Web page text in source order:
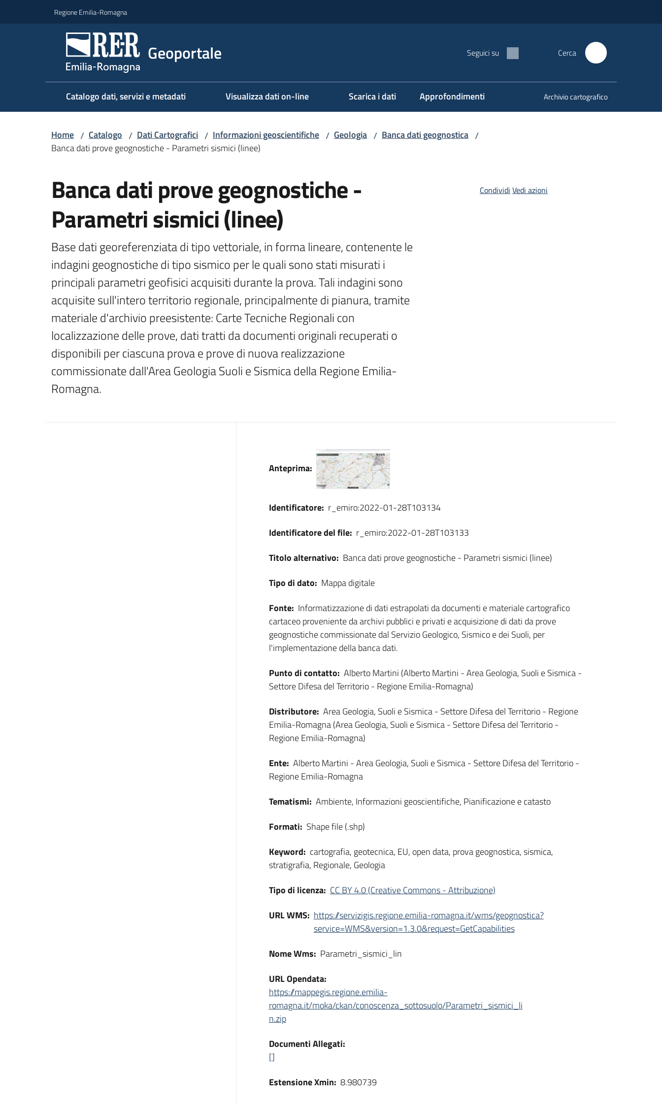
Regione Emilia-Romagna
Geoportale Seguici su Cerca
Catalogo dati, servizi e metadati Visualizza dati on-line Scarica i dati Approfondimenti Archivio cartografico
Home / Catalogo / Dati Cartografici / Informazioni geoscientifiche / Geologia / Banca dati geognostica /
Banca dati prove geognostiche - Parametri sismici (linee)
Banca dati prove geognostiche -
Parametri sismici (linee)
Base dati georeferenziata di tipo vettoriale, in forma lineare, contenente le
indagini geognostiche di tipo sismico per le quali sono stati misurati i
principali parametri geofisici acquisiti durante la prova. Tali indagini sono
acquisite sull'intero territorio regionale, principalmente di pianura, tramite
materiale d'archivio preesistente: Carte Tecniche Regionali con
localizzazione delle prove, dati tratti da documenti originali recuperati o
disponibili per ciascuna prova e prove di nuova realizzazione
commissionate dall'Area Geologia Suoli e Sismica della Regione Emilia-
Romagna.
Condividi Vedi azioni
Dati
Anteprima:
Identificatore: r_emiro:2022-01-28T103134
Identificatore del file: r_emiro:2022-01-28T103133
Titolo alternativo: Banca dati prove geognostiche - Parametri sismici (linee)
Tipo di dato: Mappa digitale
Fonte: Informatizzazione di dati estrapolati da documenti e materiale cartografico
cartaceo proveniente da archivi pubblici e privati e acquisizione di dati da prove
geognostiche commissionate dal Servizio Geologico, Sismico e dei Suoli, per
l'implementazione della banca dati.
Punto di contatto: Alberto Martini (Alberto Martini - Area Geologia, Suoli e Sismica -
Settore Difesa del Territorio - Regione Emilia-Romagna)
Distributore: Area Geologia, Suoli e Sismica - Settore Difesa del Territorio - Regione
Emilia-Romagna (Area Geologia, Suoli e Sismica - Settore Difesa del Territorio -
Regione Emilia-Romagna)
Ente: Alberto Martini - Area Geologia, Suoli e Sismica - Settore Difesa del Territorio -
Regione Emilia-Romagna
Tematismi: Ambiente, Informazioni geoscientifiche, Pianificazione e catasto
Formati: Shape file (.shp)
Keyword: cartografia, geotecnica, EU, open data, prova geognostica, sismica,
stratigrafia, Regionale, Geologia
Tipo di licenza: CC BY 4.0 (Creative Commons - Attribuzione)
URL WMS: https://servizigis.regione.emilia-romagna.it/wms/geognostica?
service=WMS&version=1.3.0&request=GetCapabilities
Nome Wms: Parametri_sismici_lin
URL Opendata:
https://mappegis.regione.emilia-
romagna.it/moka/ckan/conoscenza_sottosuolo/Parametri_sismici_li
n.zip
Documenti Allegati:
[]
Estensione Xmin: 8.980739